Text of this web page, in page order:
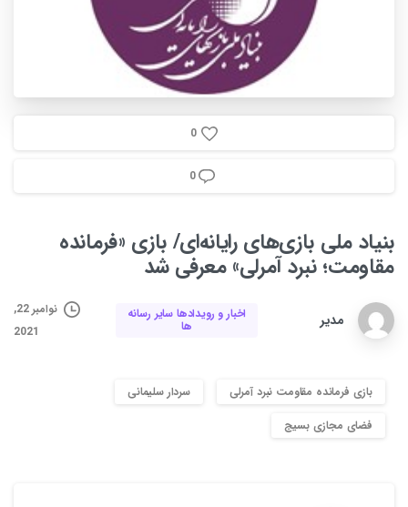
0
0
بنیاد ملی بازی‌های رایانه‌ای/ بازی «فرمانده
مقاومت؛ نبردآمرلی» معرفی شد
مدیر اخبار و رویدادها سایر رسانه
ها
نوامبر 22,
2021
بازی فرمانده مقاومت نبرد آمرلی
سردار سلیمانی
فضای مجازی بسیج